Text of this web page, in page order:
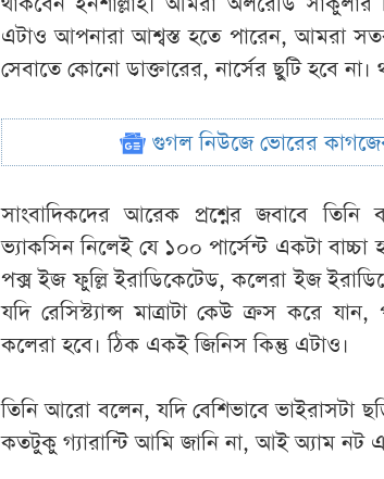
এটাও আপনারা আশ্বস্ত হতে পারেন, আমরা
সেবাতে কোনো ডাক্তারের, নার্সের ছুটি হবে না।
গুগল নিউজে ভোরের
সাংবাদিকদের আরেক প্রশ্নের জবাবে
ভ্যাকসিন নিলেই যে ১০০ পার্সেন্ট একটা
পক্স ইজ ফুল্লি ইরাডিকেটেড, কলেরা ইজ
যদি রেসিস্ট্যান্স মাত্রাটা কেউ ক্রস করে
কলেরা হবে। ঠিক একই জিনিস কিন্তু এটাও।
তিনি আরো বলেন, যদি বেশিভাবে ভাইরাসটা
কতটুকু গ্যারান্টি আমি জানি না, আই অ্যাম নট এ